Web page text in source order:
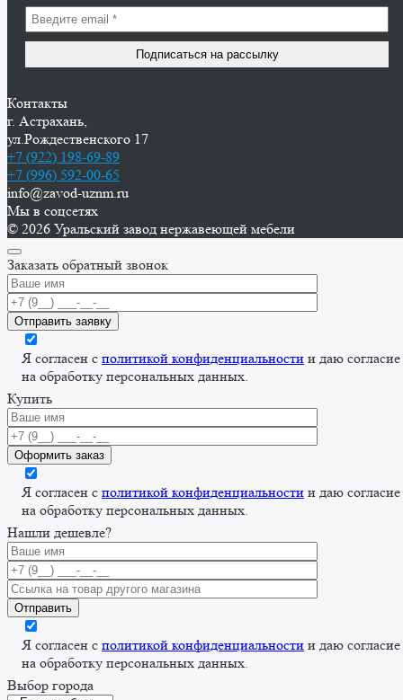
Контакты
г. Астрахань,
ул.Рождественского 17
+7 (922) 198-69-89
+7 (996) 592-00-65
info@zavod-uznm.ru
Мы в соцсетях
© 2026 Уральский завод нержавеющей мебели
Заказать обратный звонок
Я согласен с политикой конфиденциальности и даю согласие
на обработку персональных данных.
Купить
Я согласен с политикой конфиденциальности и даю согласие
на обработку персональных данных.
Нашли дешевле?
Я согласен с политикой конфиденциальности и даю согласие
на обработку персональных данных.
Выбор города